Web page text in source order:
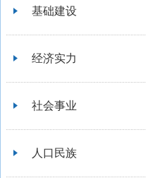
基础建设
经济实力
社会事业
人口民族